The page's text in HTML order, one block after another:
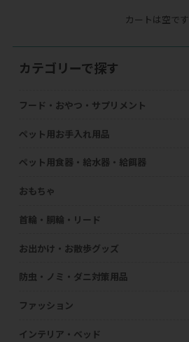
カートは空です
カテゴリーで探す
フード・おやつ・サプリメント
ペット用お手入れ用品
ペット用食器・給水器・給餌器
おもちゃ
首輪・胴輪・リード
お出かけ・お散歩グッズ
防虫・ノミ・ダニ対策用品
ファッション
インテリア・ベッド